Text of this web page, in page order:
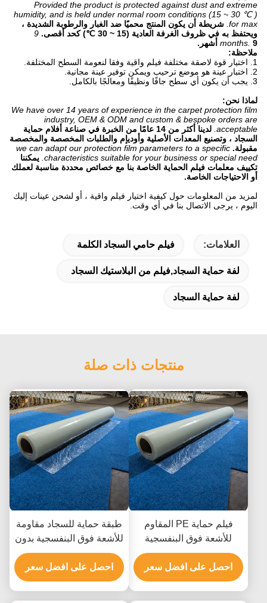
Provided the product is protected against dust and extreme
humidity, and is held under normal room conditions (15 ~ 30 ℃ )
for max.
شريطة أن يكون المنتج محميًا ضد الغبار والرطوبة الشديدة ،
ويحتفظ به في ظروف الغرفة العادية (15 ~ 30 ℃) كحد أقصى.
9
months. 9 أشهر.
ملاحظة:
لماذا نحن:
We have over 14 years of experience in the carpet protection film
industry, OEM & ODM and custom & bespoke orders are
acceptable.
لدينا أكثر من 14 عامًا من الخبرة في صناعة أفلام حماية
السجاد ، وتصنيع المعدات الأصلية وأوديإم والطلبات المخصصة والمخصصة
مقبولة. we can adapt our protection film parameters to a specific
characteristics suitable for your business or special need.
يمكننا
تكييف معلمات فيلم الحماية الخاصة بنا مع خصائص محددة مناسبة لعملك
أو الاحتياجات الخاصة.
لمزيد من المعلومات حول كيفية اختيار فيلم واقية ، أو لشحن عينات إليك
اليوم ، يرجى الاتصال بنا في أي وقت.
العلامات: فيلم حامي السجاد الكلمة
لفة حماية السجاد,فيلم من البلاستيك السجاد
لفة حماية السجاد
منتجات ذات صلة
فيلم حماية PE المقاوم
للأشعة فوق البنفسجية
بسماكة 70 ميكرون لعدم
وجود بقايا لحماية أسطح
السيارات
احصل على افضل سعر
طبقة حماية للسجاد مقاومة
للأشعة فوق البنفسجية بدون
بقايا ومتانة عالية لأسطح
السيارات
احصل على افضل سعر